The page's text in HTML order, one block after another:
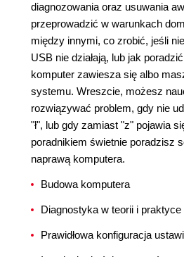
diagnozowania oraz usuwania
przeprowadzić w warunkach
między innymi, co zrobić, jeśli
USB nie działają, lub jak
komputer zawiesza się albo
systemu. Wreszcie, możesz
rozwiązywać problem, gdy nie
"ł", lub gdy zamiast "z" pojawia
poradnikiem świetnie poradzisz
naprawą komputera.
Budowa komputera
Diagnostyka w teorii i praktyce
Prawidłowa konfiguracja